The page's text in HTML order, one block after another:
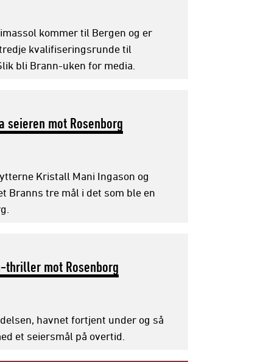
kommer til Bergen og er
kvalifiseringsrunde til
bli Brann-uken for media.
seieren mot Rosenborg
Kristall Mani Ingason og
Branns tre mål i det som ble en
mot Rosenborg
havnet fortjent under og så
et seiersmål på overtid.